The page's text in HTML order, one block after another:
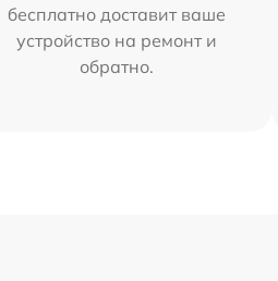
бесплатно доставит ваше
устройство на ремонт и
обратно.